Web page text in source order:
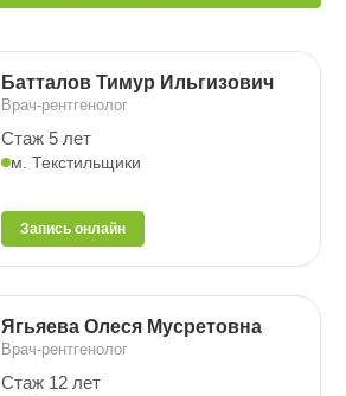
Батталов Тимур Ильгизович
Врач-рентгенолог
Стаж 5 лет
м. Текстильщики
Запись онлайн
Ягьяева Олеся Мусретовна
Врач-рентгенолог
Стаж 12 лет